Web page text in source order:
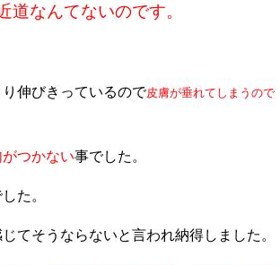
道なんてないのです。
伸びきっているので皮膚が垂れてしまうので
つかない事でした。
た。
てそうならないと言われ納得しました。